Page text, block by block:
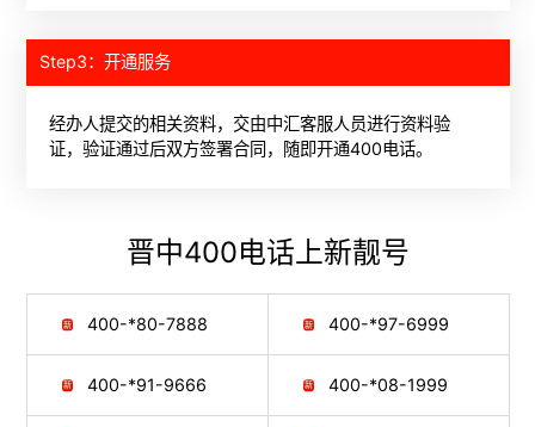
Step3：开通服务
经办人提交的相关资料，交由中汇客服人员进行资料验
证，验证通过后双方签署合同，随即开通400电话。
晋中400电话 上新靓号
400-*80-7888 400-*97-6999
400-*91-9666 400-*08-1999